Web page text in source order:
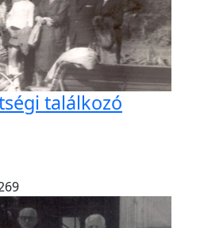
találkozó